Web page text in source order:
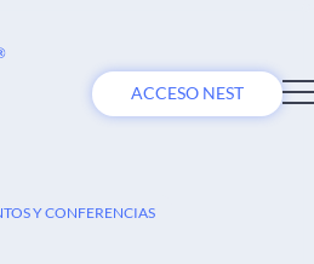
ACCESO NEST
Y CONFERENCIAS